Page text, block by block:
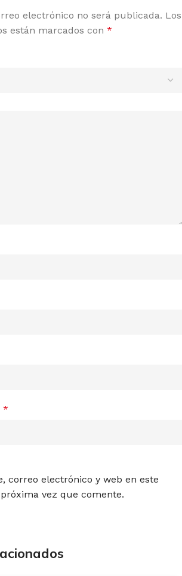
electrónico no será publicada. Los
están marcados con *
*
correo electrónico y web en este
vez que comente.